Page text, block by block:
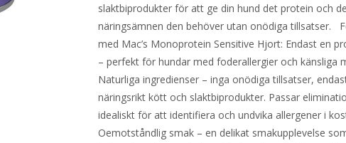
slaktbiprodukter för att ge din hund det protein och de
näringsämnen den behöver utan onödiga tillsatser.
med Mac’s Monoprotein Sensitive Hjort: Endast en
– perfekt för hundar med foderallergier och känsliga
Naturliga ingredienser – inga onödiga tillsatser,
näringsrikt kött och slaktbiprodukter. Passar
idealiskt för att identifiera och undvika allergener i
Oemotståndlig smak – en delikat smakupplevelse